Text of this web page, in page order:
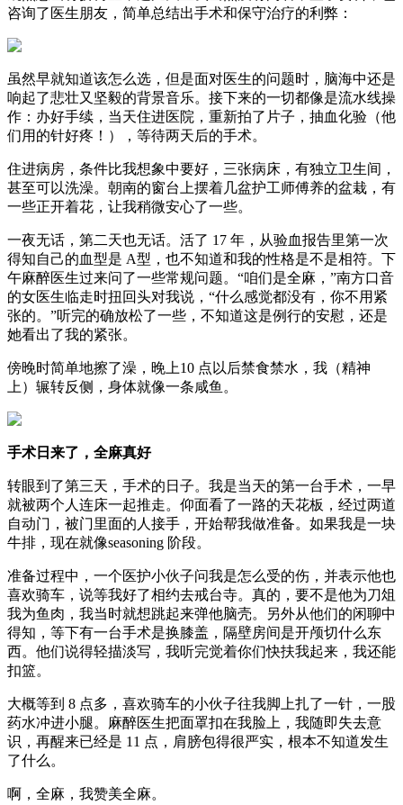
咨询了医生朋友，简单总结出手术和保守治疗的利弊：
虽然早就知道该怎么选，但是面对医生的问题时，脑海中还是
响起了悲壮又坚毅的背景音乐。接下来的一切都像是流水线操
作：办好手续，当天住进医院，重新拍了片子，抽血化验（他
们用的针好疼！），等待两天后的手术。
住进病房，条件比我想象中要好，三张病床，有独立卫生间，
甚至可以洗澡。朝南的窗台上摆着几盆护工师傅养的盆栽，有
一些正开着花，让我稍微安心了一些。
一夜无话，第二天也无话。活了 17 年，从验血报告里第一次
得知自己的血型是 A型，也不知道和我的性格是不是相符。下
午麻醉医生过来问了一些常规问题。“咱们是全麻，”南方口音
的女医生临走时扭回头对我说，“什么感觉都没有，你不用紧
张的。”听完的确放松了一些，不知道这是例行的安慰，还是
她看出了我的紧张。
傍晚时简单地擦了澡，晚上10 点以后禁食禁水，我（精神
上）辗转反侧，身体就像一条咸鱼。
手术日来了，全麻真好
转眼到了第三天，手术的日子。我是当天的第一台手术，一早
就被两个人连床一起推走。仰面看了一路的天花板，经过两道
自动门，被门里面的人接手，开始帮我做准备。如果我是一块
牛排，现在就像seasoning 阶段。
准备过程中，一个医护小伙子问我是怎么受的伤，并表示他也
喜欢骑车，说等我好了相约去戒台寺。真的，要不是他为刀俎
我为鱼肉，我当时就想跳起来弹他脑壳。另外从他们的闲聊中
得知，等下有一台手术是换膝盖，隔壁房间是开颅切什么东
西。他们说得轻描淡写，我听完觉着你们快扶我起来，我还能
扣篮。
大概等到 8 点多，喜欢骑车的小伙子往我脚上扎了一针，一股
药水冲进小腿。麻醉医生把面罩扣在我脸上，我随即失去意
识，再醒来已经是 11 点，肩膀包得很严实，根本不知道发生
了什么。
啊，全麻，我赞美全麻。